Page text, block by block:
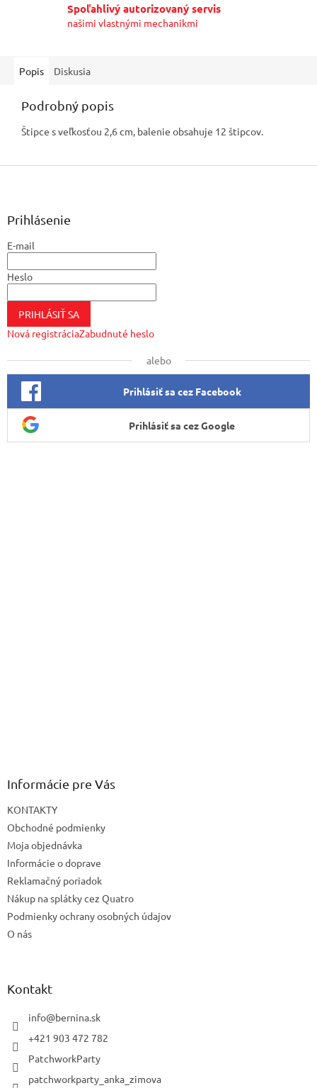
Spoľahlivý autorizovaný servis
našimi vlastnými mechanikmi
Popis Diskusia
Podrobný popis
Štipce s veľkosťou 2,6 cm, balenie obsahuje 12 štipcov.
Prihlásenie
E-mail
Heslo
PRIHLÁSIŤ SA
Nová registráciaZabudnuté heslo
alebo
Prihlásiť sa cez Facebook
Prihlásiť sa cez Google
Informácie pre Vás
KONTAKTY
Obchodné podmienky
Moja objednávka
Informácie o doprave
Reklamačný poriadok
Nákup na splátky cez Quatro
Podmienky ochrany osobných údajov
O nás
Kontakt
info@bernina.sk
+421 903 472 782
PatchworkParty
patchworkparty_anka_zimova